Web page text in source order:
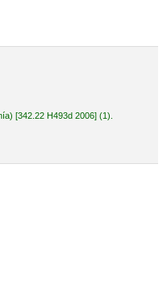
[342.22 H493d 2006] (1).